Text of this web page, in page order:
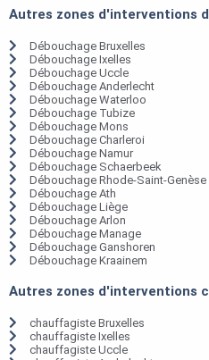
Autres zones d'interventions
Débouchage Bruxelles
Débouchage Ixelles
Débouchage Uccle
Débouchage Anderlecht
Débouchage Waterloo
Débouchage Tubize
Débouchage Mons
Débouchage Charleroi
Débouchage Namur
Débouchage Schaerbeek
Débouchage Rhode-Saint-Genèse
Débouchage Ath
Débouchage Liège
Débouchage Arlon
Débouchage Manage
Débouchage Ganshoren
Débouchage Kraainem
Autres zones d'interventions
chauffagiste Bruxelles
chauffagiste Ixelles
chauffagiste Uccle